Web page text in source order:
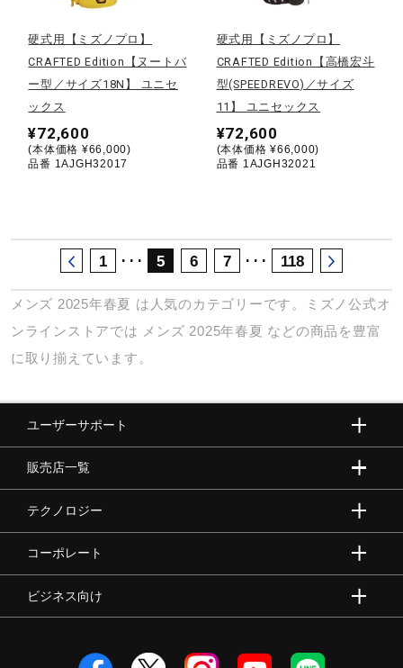
硬式用【ミズノプロ】
CRAFTED Edition【ヌートバ
ー型／サイズ18N】 ユニセ
ックス
¥72,600
(本体価格 ¥66,000)
品番 1AJGH32017
硬式用【ミズノプロ】
CRAFTED Edition【高橋宏斗
型(SPEEDREVO)／サイズ
11】 ユニセックス
¥72,600
(本体価格 ¥66,000)
品番 1AJGH32021
1 ･･･ 5 6 7 ･･･ 118
メンズ 2025年春夏 は人気のカテゴリーです。ミズノ公式オ
ンラインストアでは メンズ 2025年春夏 などの商品を豊富
に取り揃えています。
ユーザーサポート
販売店一覧
テクノロジー
コーポレート
ビジネス向け